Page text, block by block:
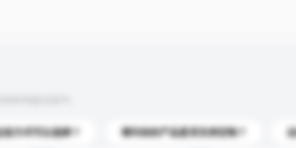
方式可以选择？ 请问你的产品是否支持定制？